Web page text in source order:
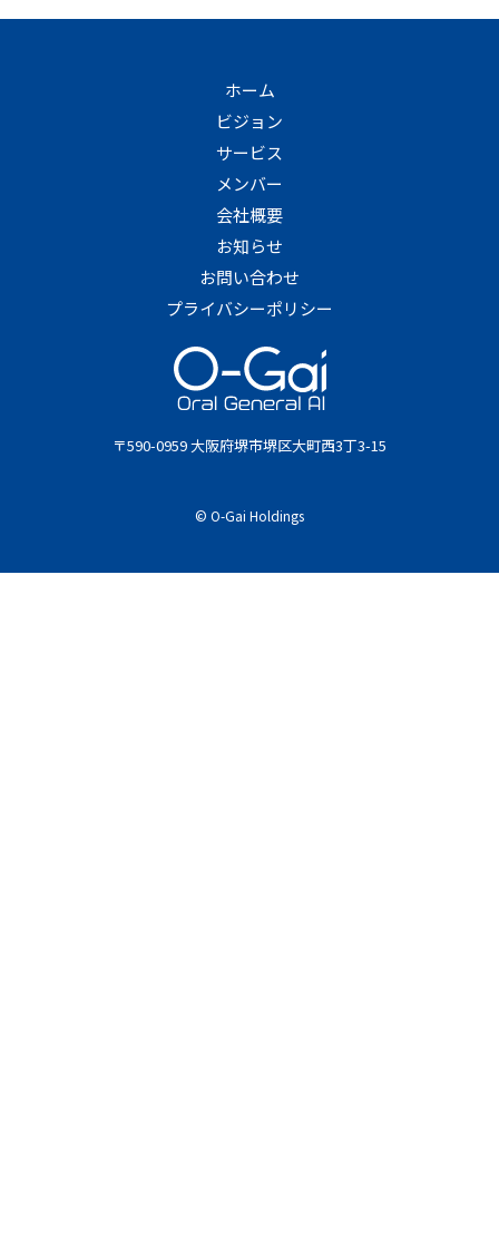
ホーム
ビジョン
サービス
メンバー
会社概要
お知らせ
お問い合わせ
プライバシーポリシー
〒590-0959 大阪府堺市堺区大町西3丁3-15
© O-Gai Holdings